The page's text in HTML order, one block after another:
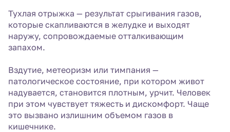
Тухлая отрыжка — результат срыгивания газов,
которые скапливаются в желудке и выходят
наружу, сопровождаемые отталкивающим
запахом.
Вздутие, метеоризм или тимпания —
патологическое состояние, при котором живот
надувается, становится плотным, урчит. Человек
при этом чувствует тяжесть и дискомфорт. Чаще
это вызвано излишним объемом газов в
кишечнике.